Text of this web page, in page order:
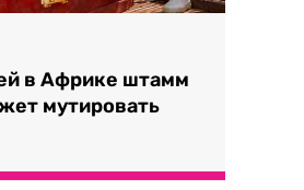
в Африке штамм
мутировать